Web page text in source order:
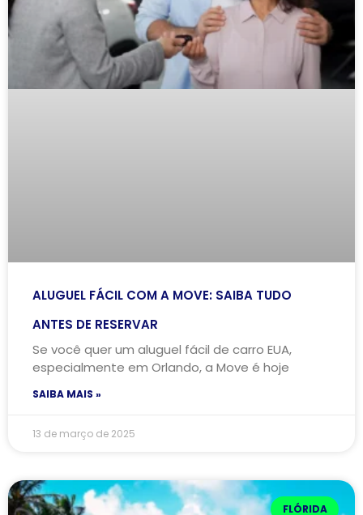
ALUGUEL FÁCIL COM A MOVE: SAIBA TUDO
ANTES DE RESERVAR
Se você quer um aluguel fácil de carro EUA,
especialmente em Orlando, a Move é hoje
SAIBA MAIS »
13 de março de 2025
FLÓRIDA